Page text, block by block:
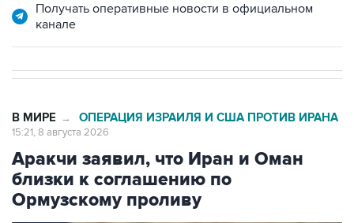
Получать оперативные новости в официальном
канале
В МИРЕ → ОПЕРАЦИЯ ИЗРАИЛЯ И США ПРОТИВ ИРАНА
15:21, 8 августа 2026
Аракчи заявил, что Иран и Оман
близки к соглашению по
Ормузскому проливу